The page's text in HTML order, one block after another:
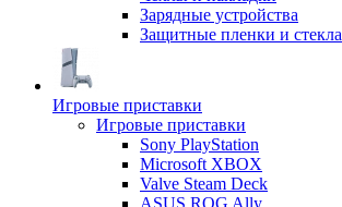
Зарядные устройства
Защитные пленки и стекла
Игровые приставки
Игровые приставки
Sony PlayStation
Microsoft XBOX
Valve Steam Deck
ASUS ROG Ally